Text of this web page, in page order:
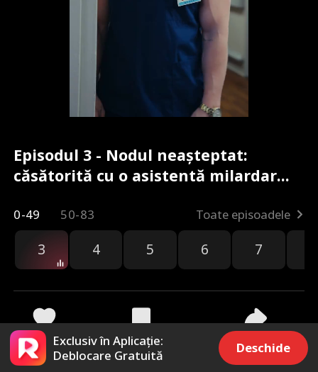
Episodul 3 - Nodul neașteptat:
căsătorită cu o asistentă milardar
0-49 50-83 Toate episoadele
3 4 5 6 7
656 6.6k Distribuie
Exclusiv în Aplicație:
Deblocare Gratuită
Deschide